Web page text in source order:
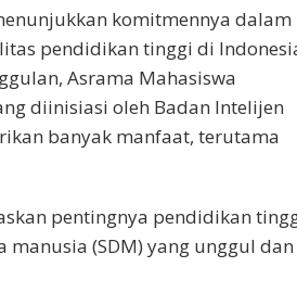
komitmennya dalam
pendidikan tinggi di
Asrama Mahasiswa
diinisiasi oleh Badan Intelijen
banyak manfaat, terutama
pentingnya pendidikan
(SDM) yang unggul dan